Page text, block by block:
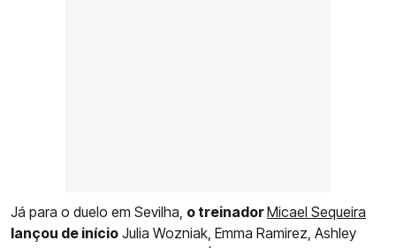
Já para o duelo em Sevilha, o treinadorMicael Sequeira
lançou de início Julia Wozniak, Emma Ramirez, Ashley